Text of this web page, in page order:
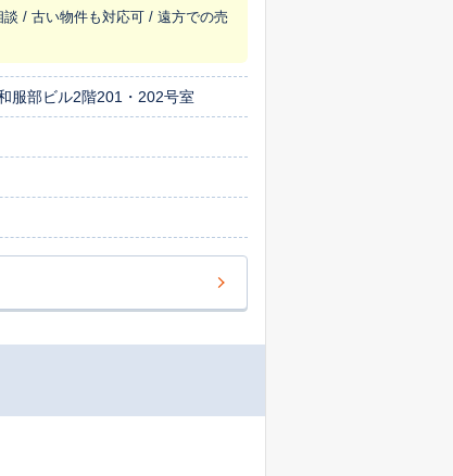
/ 古い物件も対応可 / 遠方での売
服部ビル2階201・202号室